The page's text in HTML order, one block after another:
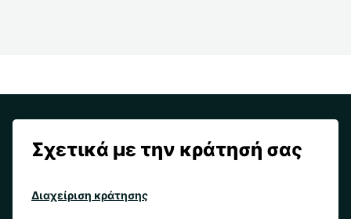
Σχετικά με την κράτησή σας
Διαχείριση κράτησης